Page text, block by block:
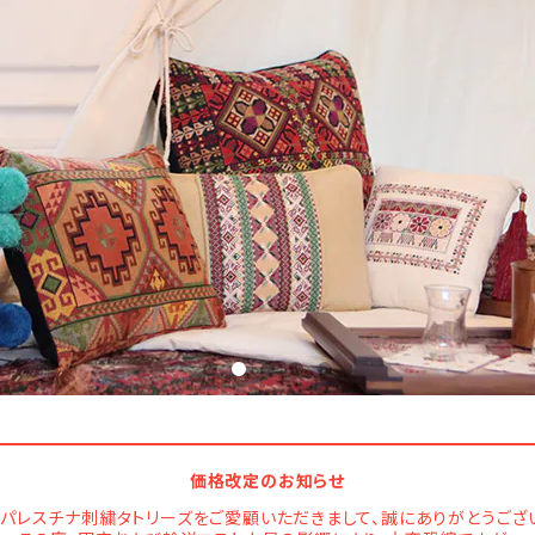
価格改定のお知らせ
レスチナ刺繍タトリーズをご愛顧いただきまして、誠にありがとうござ